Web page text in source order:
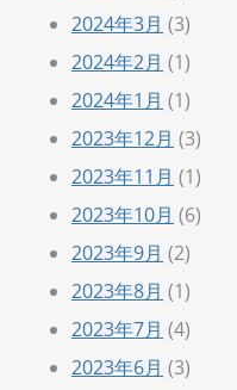
2024年3月 (3)
2024年2月 (1)
2024年1月 (1)
2023年12月 (3)
2023年11月 (1)
2023年10月 (6)
2023年9月 (2)
2023年8月 (1)
2023年7月 (4)
2023年6月 (3)